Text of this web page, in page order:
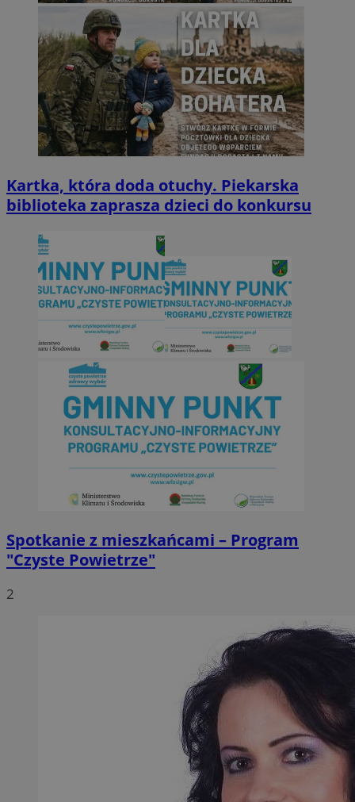
Kartka, która doda otuchy. Piekarska
biblioteka zaprasza dzieci do konkursu
Spotkanie z mieszkańcami – Program
"Czyste Powietrze"
2